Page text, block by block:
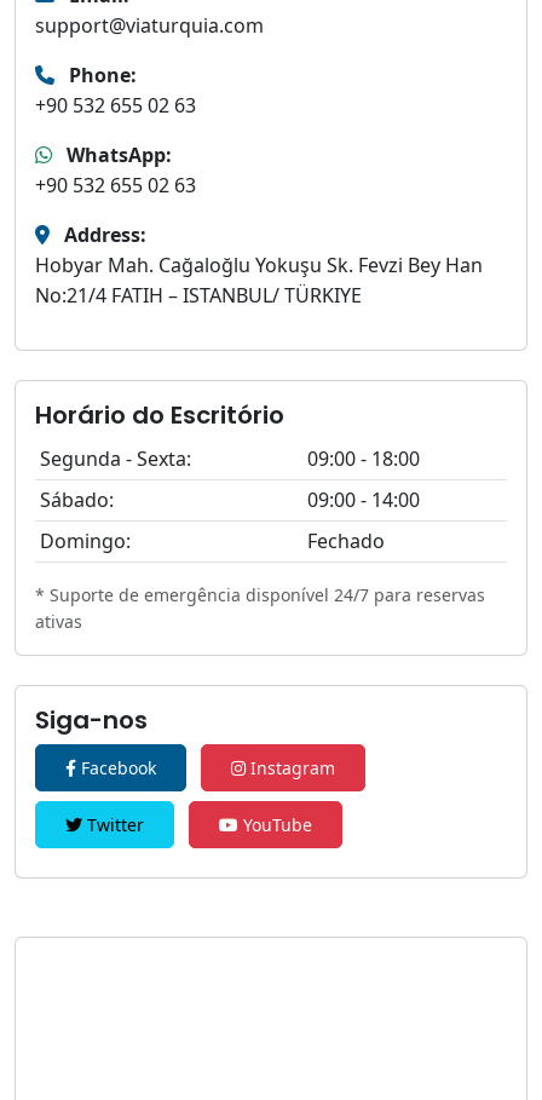
support@viaturquia.com
Phone:
+90 532 655 02 63
WhatsApp:
+90 532 655 02 63
Address:
Hobyar Mah. Cağaloğlu Yokuşu Sk. Fevzi Bey Han
No:21/4 FATIH – ISTANBUL/ TÜRKIYE
Horário do Escritório
Segunda - Sexta:
09:00 - 18:00
Sábado:
09:00 - 14:00
Domingo:
Fechado
* Suporte de emergência disponível 24/7 para reservas
ativas
Siga-nos
Facebook Instagram
Twitter YouTube